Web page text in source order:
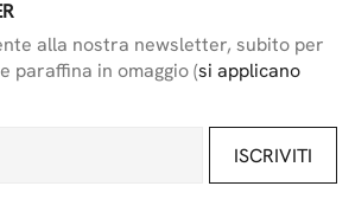
alla nostra newsletter, subito per
paraffina in omaggio (si applicano
ISCRIVITI